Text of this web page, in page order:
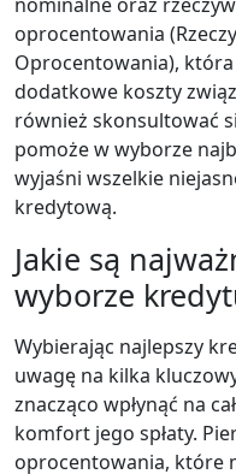
oprocentowania
Oprocentowania),
dodatkowe koszty
również skonsultować
pomoże w wyborze
wyjaśni wszelkie
kredytową.
Jakie są
wyborze
Wybierając najlepszy
uwagę na kilka
znacząco wpłynąć na
komfort jego spłaty.
oprocentowania, które